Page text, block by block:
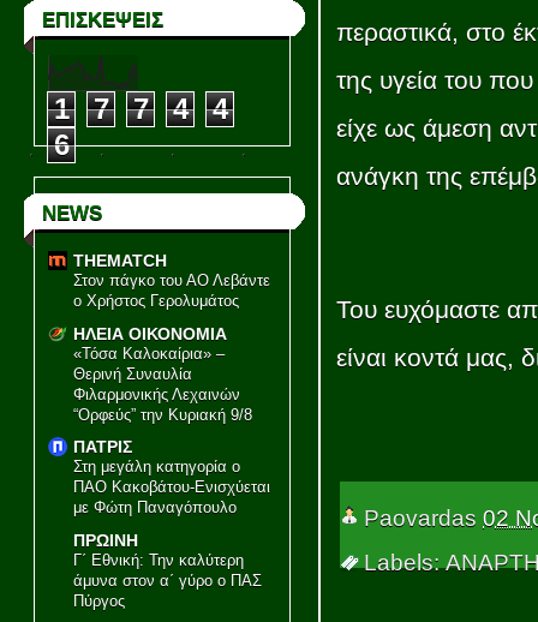
ΕΠΙΣΚΕΨΕΙΣ
1 7 7 4
4
6
NEWS
THEMATCH
Στον πάγκο του ΑΟ Λεβάντε
ο Χρήστος Γερολυμάτος
ΗΛΕΙΑ ΟΙΚΟΝΟΜΙΑ
«Τόσα Καλοκαίρια» –
Θερινή Συναυλία
Φιλαρμονικής Λεχαινών
“Ορφεύς” την Κυριακή 9/8
ΠΑΤΡΙΣ
Στη μεγάλη κατηγορία ο
ΠΑΟ Κακοβάτου-Ενισχύεται
με Φώτη Παναγόπουλο
ΠΡΩΙΝΗ
Γ΄ Εθνική: Την καλύτερη
άμυνα στον α΄ γύρο ο ΠΑΣ
Πύργος
περαστικά, στο
της υγεία του
είχε ως άμεση
ανάγκη της
Του ευχόμαστε
είναι κοντά μας,
Paovardas 02
Labels: